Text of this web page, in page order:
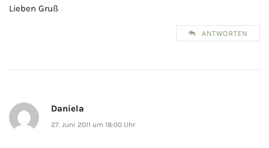
Lieben Gruß
ANTWORTEN
Daniela
27. Juni 2011 um 18:00 Uhr